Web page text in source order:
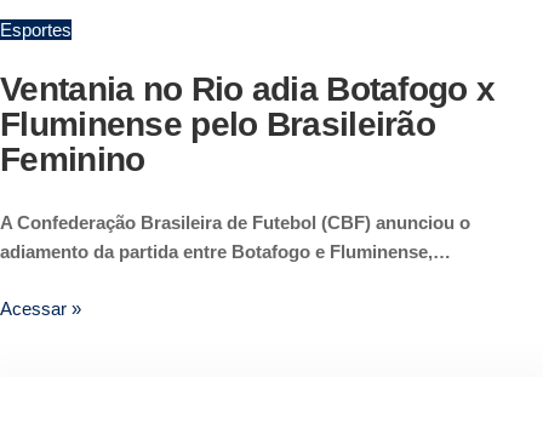
Esportes
Ventania no Rio adia Botafogo x
Fluminense pelo Brasileirão
Feminino
A Confederação Brasileira de Futebol (CBF) anunciou o
adiamento da partida entre Botafogo e Fluminense,…
Acessar »